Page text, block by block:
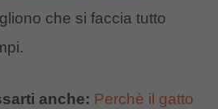
che si faccia tutto
anche: Perchè il gatto